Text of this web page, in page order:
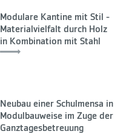
Modulare Kantine mit Stil -
Materialvielfalt durch Holz
in Kombination mit Stahl
Neubau einer Schulmensa in
Modulbauweise im Zuge der
Ganztagesbetreuung